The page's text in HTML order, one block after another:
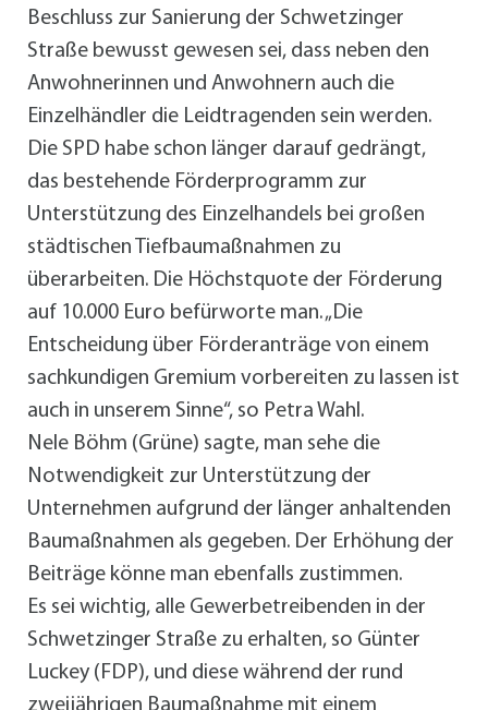
Beschluss zur Sanierung der Schwetzinger
Straße bewusst gewesen sei, dass neben den
Anwohnerinnen und Anwohnern auch die
Einzelhändler die Leidtragenden sein werden.
Die SPD habe schon länger darauf gedrängt,
das bestehende Förderprogramm zur
Unterstützung des Einzelhandels bei großen
städtischen Tiefbaumaßnahmen zu
überarbeiten. Die Höchstquote der Förderung
auf 10.000 Euro befürworte man. „Die
Entscheidung über Förderanträge von einem
sachkundigen Gremium vorbereiten zu lassen ist
auch in unserem Sinne“, so Petra Wahl.
Nele Böhm (Grüne) sagte, man sehe die
Notwendigkeit zur Unterstützung der
Unternehmen aufgrund der länger anhaltenden
Baumaßnahmen als gegeben. Der Erhöhung der
Beiträge könne man ebenfalls zustimmen.
Es sei wichtig, alle Gewerbetreibenden in der
Schwetzinger Straße zu erhalten, so Günter
Luckey (FDP), und diese während der rund